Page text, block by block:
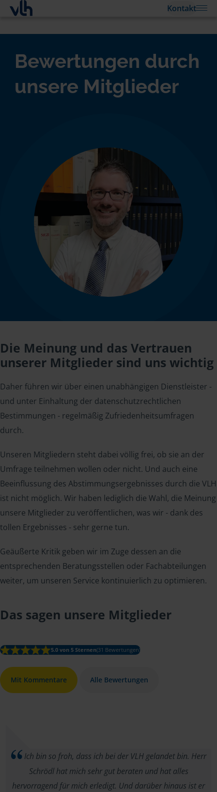
Kontakt
Bewertungen durch
unsere Mitglieder
Die Meinung und das Vertrauen
unserer Mitglieder sind uns wichtig
Daher führen wir über einen unabhängigen Dienstleister -
und unter Einhaltung der datenschutzrechtlichen
Bestimmungen - regelmäßig Zufriedenheitsumfragen
durch.
Unseren Mitgliedern steht dabei völlig frei, ob sie an der
Umfrage teilnehmen wollen oder nicht. Und auch eine
Beeinflussung des Abstimmungsergebnisses durch die VLH
ist nicht möglich. Wir haben lediglich die Wahl, die Meinung
unsere Mitglieder zu veröffentlichen, was wir - dank des
tollen Ergebnisses - sehr gerne tun.
Geäußerte Kritik geben wir im Zuge dessen an die
entsprechenden Beratungsstellen oder Fachabteilungen
weiter, um unseren Service kontinuierlich zu optimieren.
Das sagen unsere Mitglieder
5.0 von 5 Sternen(31 Bewertungen)
Mit Kommentare Alle Bewertungen
Ich bin so froh, dass ich bei der VLH gelandet bin. Herr
Schrödl hat mich sehr gut beraten und hat alles
hervorragend für mich erledigt. Und darüber hinaus ist er